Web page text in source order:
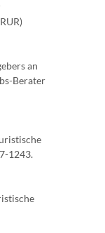
an
Berater
1243.